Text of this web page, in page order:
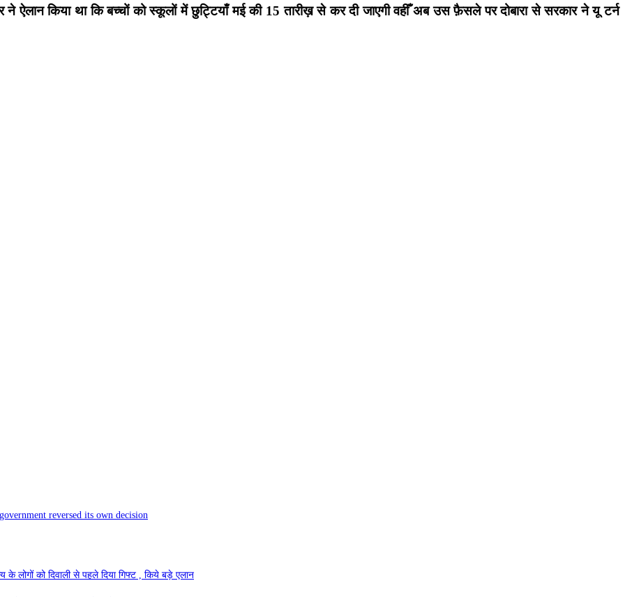
ऐलान किया था कि बच्चों को स्कूलों में छुट्टियाँ मई की 15 तारीख़ से कर दी जाएगी वहीँ अब उस फ़ैसले पर दोबारा से सरकार ने यू टर्न
reversed its own decision